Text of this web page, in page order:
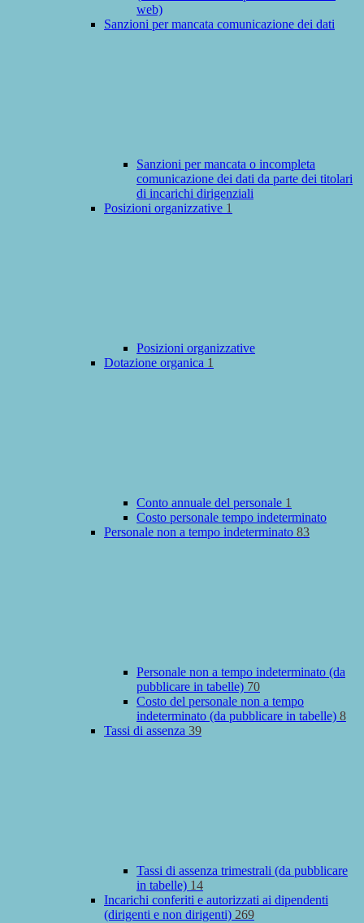
web)
Sanzioni per mancata comunicazione dei dati
Sanzioni per mancata o incompleta
comunicazione dei dati da parte dei titolari
di incarichi dirigenziali
Posizioni organizzative 1
Posizioni organizzative
Dotazione organica 1
Conto annuale del personale 1
Costo personale tempo indeterminato
Personale non a tempo indeterminato 83
Personale non a tempo indeterminato (da
pubblicare in tabelle) 70
Costo del personale non a tempo
indeterminato (da pubblicare in tabelle) 8
Tassi di assenza 39
Tassi di assenza trimestrali (da pubblicare
in tabelle) 14
Incarichi conferiti e autorizzati ai dipendenti
(dirigenti e non dirigenti) 269